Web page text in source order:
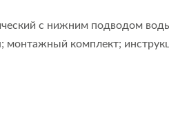
с нижним подводом
монтажный комплект;